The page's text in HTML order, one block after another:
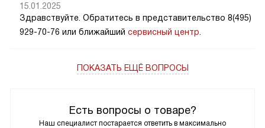
Есть вопросы о товаре?
Наш специалист постарается ответить в максимально
15.01.2025
Здравствуйте. Обратитесь в представительство 8(495)
929-70-76 или ближайший сервисный центр
ПОКАЗАТЬ ЕЩЁ ВОПРОСЫ